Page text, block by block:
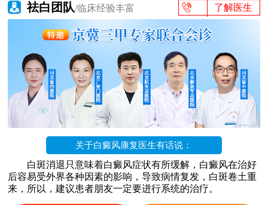
祛白团队/临床经验丰富 了解医生
关于白癜风康复医生有话说：
白斑消退只意味着白癜风症状有所缓解，白癜风在治好
后容易受外界各种因素的影响，导致病情复发，白斑卷土重
来，所以，建议患者朋友一定要进行系统的治疗。